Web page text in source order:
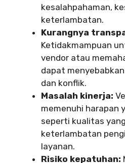
kesalahpahaman,
keterlambatan.
Kurangnya
Ketidakmampuan
vendor atau
dapat
dan konflik.
Masalah kinerja:
memenuhi harapan
seperti kualitas
keterlambatan
layanan.
Risiko kepatuhan: